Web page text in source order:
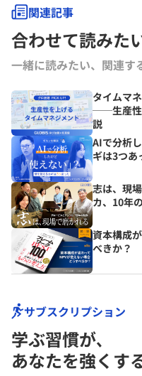
関連記事
合わせて読みた
一緒に読みたい、関連す
タイムマ
──生産性
説
AIで分析
ギは3つあ
志は、現
カ、10年
資本構成
べきか？
サブスクリプション
学ぶ習慣が､
あなたを強くす